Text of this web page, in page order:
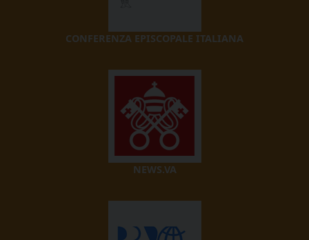
CONFERENZA EPISCOPALE ITALIANA
NEWS.VA